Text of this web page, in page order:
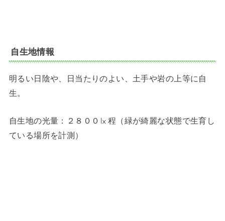
自生地情報
明るい日陰や、日当たりのよい、土手や岩の上等に自
生。
自生地の光量：２８００㏓程（緑が綺麗な状態で生育し
ている場所を計測）